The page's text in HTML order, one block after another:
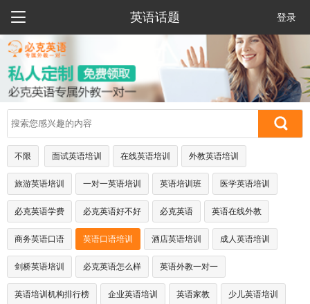
 英语话题 登录
不限 面试英语培训 在线英语培训 外教英语培训
旅游英语培训 一对一英语培训 英语培训班 医学英语培训
必克英语学费 必克英语好不好 必克英语 英语在线外教
商务英语口语 英语口语培训 酒店英语培训 成人英语培训
剑桥英语培训 必克英语怎么样 英语外教一对一
英语培训机构排行榜 企业英语培训 英语家教 少儿英语培训